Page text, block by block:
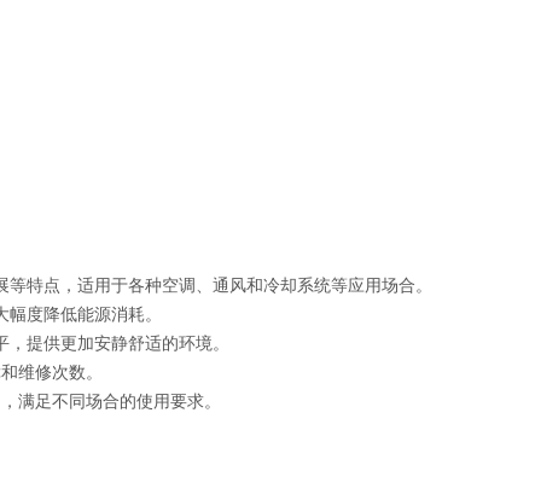
特点，适用于各种空调、通风和冷却系统等应用场合。
度降低能源消耗。
提供更加安静舒适的环境。
维修次数。
满足不同场合的使用要求。